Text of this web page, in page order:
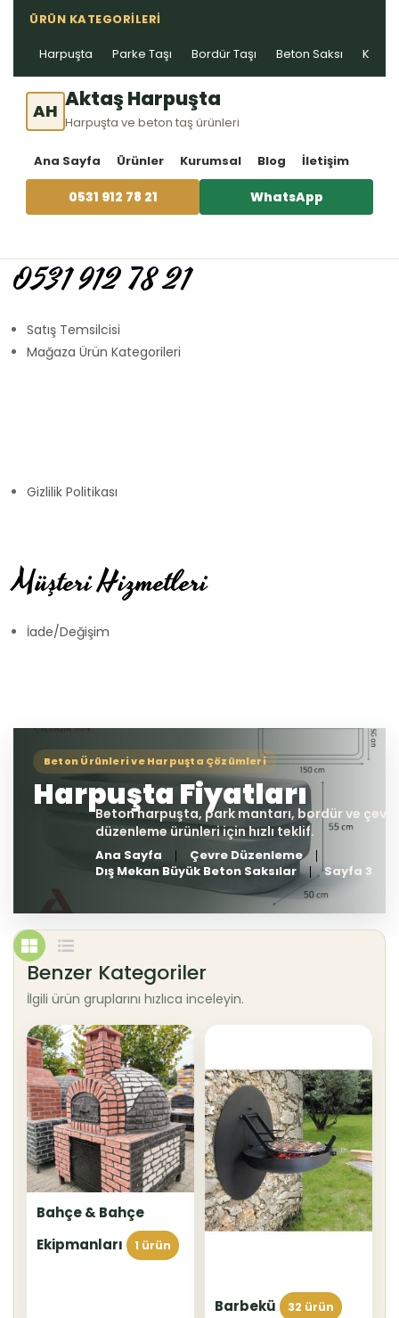
ÜRÜN KATEGORILERI
Harpuşta Parke Taşı Bordür Taşı Beton Saksı Kablo
AH Aktaş Harpuşta
Harpuşta ve beton taş ürünleri
Ana Sayfa Ürünler Kurumsal Blog İletişim
0531 912 78 21 WhatsApp
0531 912 78 21
Satış Temsilcisi
Mağaza Ürün Kategorileri
Gizlilik Politikası
Müşteri Hizmetleri
İade/Değişim
Ana Sayfa
Çevre Düzenleme
Dış Mekan Büyük Beton Saksılar
Sayfa 3
Benzer Kategoriler
İlgili ürün gruplarını hızlıca inceleyin.
Bahçe & Bahçe
Ekipmanları
1 ürün
Barbekü 32 ürün